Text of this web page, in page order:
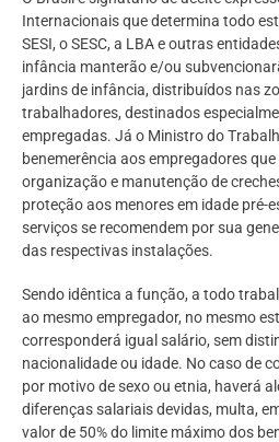
Internacionais que determina todo
SESI, o SESC, a LBA e outras
infância manterão e/ou
jardins de infância, distribuídos nas
trabalhadores, destinados
empregadas. Já o Ministro do
benemerência aos empregadores
organização e manutenção de
proteção aos menores em idade pré-
serviços se recomendem por sua
das respectivas instalações.
Sendo idêntica a função, a todo
ao mesmo empregador, no mesmo
corresponderá igual salário, sem
nacionalidade ou idade. No caso de
por motivo de sexo ou etnia, haverá
diferenças salariais devidas, multa,
valor de 50% do limite máximo dos